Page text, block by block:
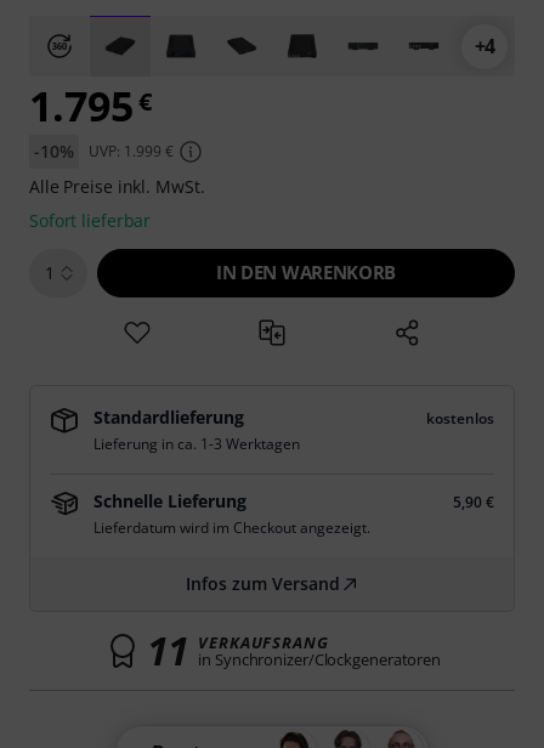
+4
1.795€
-10% UVP: 1.999 €
Alle Preise inkl. MwSt.
Sofort lieferbar
1 IN DEN WARENKORB
Standardlieferung
kostenlos
Lieferung in ca. 1-3 Werktagen
Schnelle Lieferung
5,90 €
Lieferdatum wird im Checkout angezeigt.
Infos zum Versand
11 VERKAUFSRANG
in Synchronizer/Clockgeneratoren